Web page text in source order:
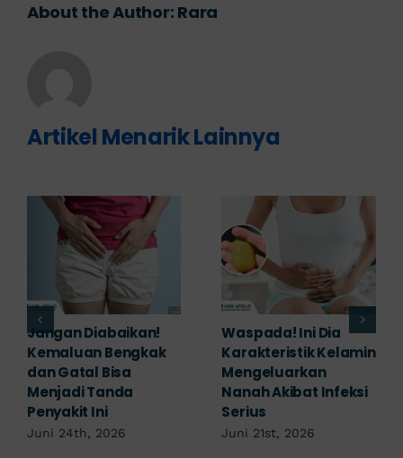
About the Author: Rara
Artikel Menarik Lainnya
Banyak yang
Mengabaikan,
Padahal Habis
Berhubungan
Kemaluan Gatal Bisa
Jadi Tanda IMS!
Tampak Ringan,
Waspada Ini Gejala
Kutil Kelamin yang
Berbahaya!
Juni 14th, 2026